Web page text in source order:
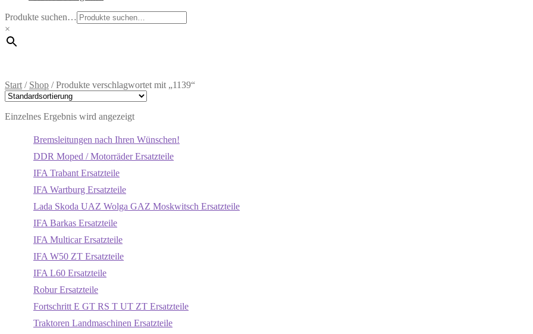
Produkte suchen…
×
Start / Shop /Produkte verschlagwortet mit „1139“
Einzelnes Ergebnis wird angezeigt
Bremsleitungen nach Ihren Wünschen!
DDR Moped / Motorräder Ersatzteile
IFA Trabant Ersatzteile
IFA Wartburg Ersatzteile
Lada Skoda UAZ Wolga GAZ Moskwitsch Ersatzteile
IFA Barkas Ersatzteile
IFA Multicar Ersatzteile
IFA W50 ZT Ersatzteile
IFA L60 Ersatzteile
Robur Ersatzteile
Fortschritt E GT RS T UT ZT Ersatzteile
Traktoren Landmaschinen Ersatzteile